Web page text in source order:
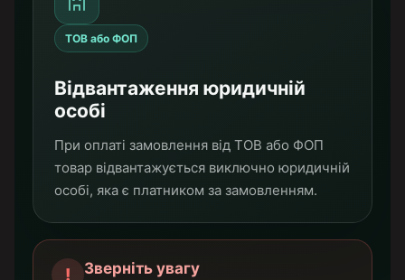
ТОВ або ФОП
Відвантаження юридичній
особі
При оплаті замовлення від ТОВ або ФОП
товар відвантажується виключно юридичній
особі, яка є платником за замовленням.
! Зверніть увагу